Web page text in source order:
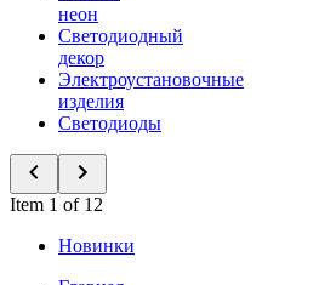
неон
Светодиодный
декор
Электроустановочные
изделия
Светодиоды
Item 1 of 12
Новинки